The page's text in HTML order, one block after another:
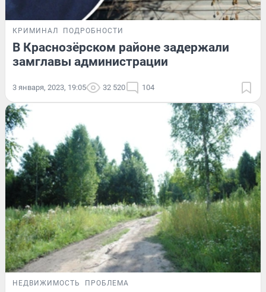
КРИМИНАЛ ПОДРОБНОСТИ
В Краснозёрском районе задержали
замглавы администрации
3 января, 2023, 19:05 32 520 104
НЕДВИЖИМОСТЬ ПРОБЛЕМА